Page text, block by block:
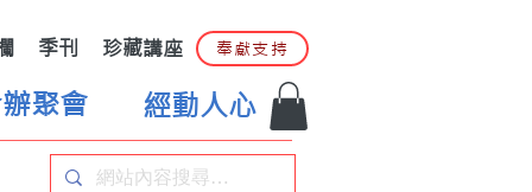
季刊 珍藏講座 奉獻支持
聚會 經動人心